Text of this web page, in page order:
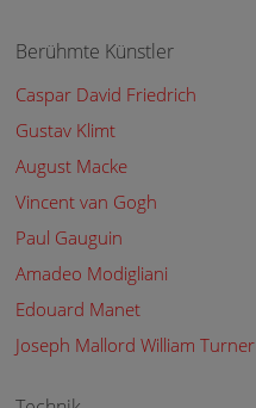
Berühmte Künstler
Caspar David Friedrich
Gustav Klimt
August Macke
Vincent van Gogh
Paul Gauguin
Amadeo Modigliani
Edouard Manet
Joseph Mallord William Turner